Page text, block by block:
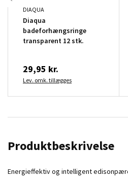
DIAQUA
Diaqua
badeforhængsringe
transparent 12 stk.
29,95 kr.
Lev. omk. tillægges
Produktbeskrivelse
Energieffektiv og intelligent